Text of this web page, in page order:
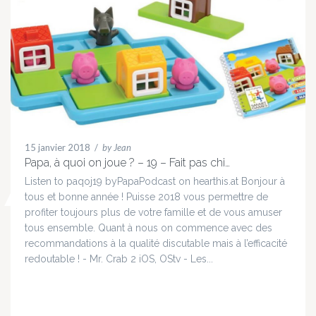
15 janvier 2018 / by Jean
Papa, à quoi on joue ? – 19 – Fait pas chi…
Listen to paqoj19 byPapaPodcast on hearthis.at Bonjour à
tous et bonne année ! Puisse 2018 vous permettre de
profiter toujours plus de votre famille et de vous amuser
tous ensemble. Quant à nous on commence avec des
recommandations à la qualité discutable mais à l’efficacité
redoutable ! - Mr. Crab 2 iOS, OStv - Les...